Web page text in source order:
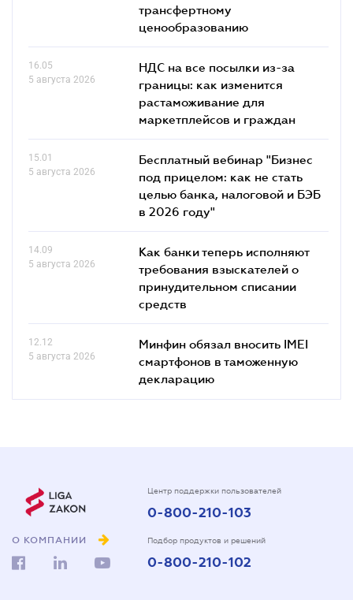
трансфертному
ценообразованию
16.05
5 августа 2026
НДС на все посылки из-за
границы: как изменится
растаможивание для
маркетплейсов и граждан
15.01
5 августа 2026
Бесплатный вебинар "Бизнес
под прицелом: как не стать
целью банка, налоговой и БЭБ
в 2026 году"
14.09
5 августа 2026
Как банки теперь исполняют
требования взыскателей о
принудительном списании
средств
12.12
5 августа 2026
Минфин обязал вносить IMEI
смартфонов в таможенную
декларацию
О КОМПАНИИ
Центр поддержки пользователей
0-800-210-103
Подбор продуктов и решений
0-800-210-102